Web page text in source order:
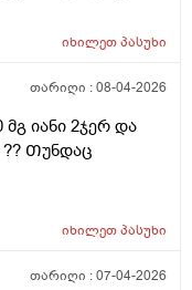
გამაᲫრო ის
რო ვუᲗხარი
ხოდა მერე აᲦარ
სადაც კბილი
მხარეს
ტკივილები მაქვს
იხილეთპასუხი
თარიღი :08-04-2026
მგ იანი 2ჯერ და
Თუნდაც
იხილეთპასუხი
თარიღი :07-04-2026